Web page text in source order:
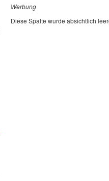
Werbung
Diese Spalte wurde absichtlich